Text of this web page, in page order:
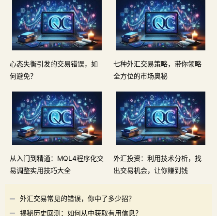
心态失衡引发的交易错误，如
何避免？
七种外汇交易策略，带你领略
全方位的市场奥秘
从入门到精通：MQL4程序化交
易调整实用技巧大全
外汇投资：利用技术分析，找
出交易机会，让你赚到钱
外汇交易常见的错误，你中了多少招？
揭秘历史回测：如何从中获取有用信息？